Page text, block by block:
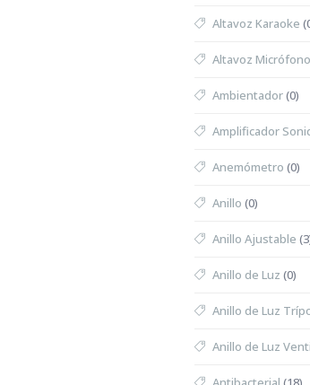
Altavoz Karaoke
Altavoz Micrófono
Ambientador(0)
Amplificador
Anemómetro (0)
Anillo (0)
Anillo Ajustable
Anillo de Luz (0)
Anillo de Luz
Anillo de Luz